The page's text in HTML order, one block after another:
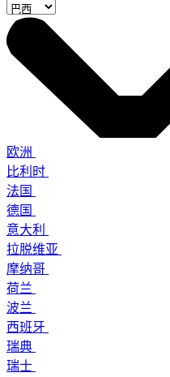
欧洲
比利时
法国
德国
意大利
拉脱维亚
摩纳哥
荷兰
波兰
西班牙
瑞典
瑞士